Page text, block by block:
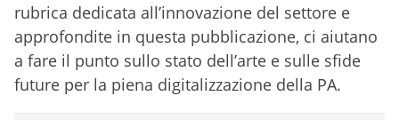
rubrica dedicata all’innovazione del settore e
approfondite in questa pubblicazione, ci aiutano
a fare il punto sullo stato dell’arte e sulle sfide
future per la piena digitalizzazione della PA.